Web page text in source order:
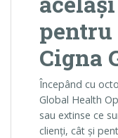
pentru
Cigna
Începând cu
Global Health
sau extinse ce
clienți, cât și